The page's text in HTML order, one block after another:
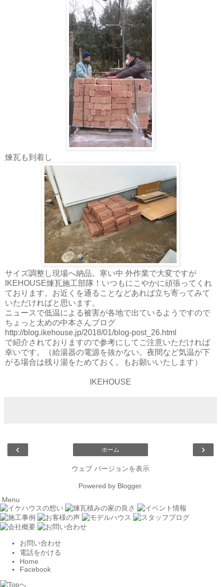
煉瓦も到着し
サイズ調整し現場へ納品。寒い中 外作業で大変ですが
IKEHOUSE煉瓦施工部隊！いつもにこやかに頑張ってくれ
ております。お近くを通ることなどあれば立ち寄ってみて
いただければと思います。
ニュースで低温による被害が各地で出ているようですので
ちょっと太めの中本さんブログ
http://blog.ikehouse.jp/2018/01/blog-post_26.html
で紹介されておりますので参考にしてご注意いただければ
幸いです。（給湯器の電源を抜かない。夜間など気温が下
がる場合は残り湯をためておく。もお願いいたします）
IKEHOUSE
‹ ›
ホーム
ウェブ バージョンを表示
Powered by Blogger.
Menu
お問い合わせ
電話をかける
Home
Facebook